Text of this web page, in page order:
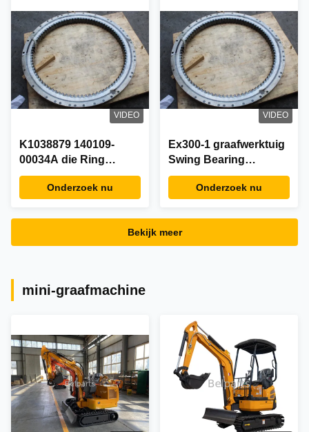
VIDEO
K1038879 140109-
00034A die Ring
Bearing For DX225LC
zwenkenOnderzoek nu
VIDEO
Ex300-1 graafwerktuig
Swing Bearing
Replacement 7017407
9098980Onderzoek nu
Bekijk meer
mini-graafmachine